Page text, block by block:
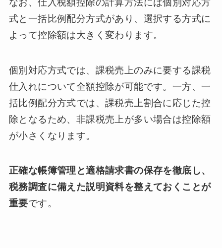
なお、仕入税額控除の計算方法には個別対応方
式と一括比例配分方式があり、選択する方式に
よって控除額は大きく変わります。
個別対応方式では、課税売上のみに要する課税
仕入れについて全額控除が可能です。一方、一
括比例配分方式では、課税売上割合に応じた控
除となるため、非課税売上が多い場合は控除額
が小さくなります。
正確な帳簿管理と適格請求書の保存を徹底し、
税務調査に備えた説明資料を整えておくことが
重要です。